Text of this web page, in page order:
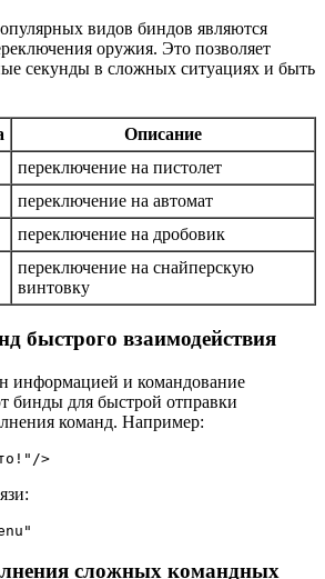
видов биндов являются
оружия. Это позволяет
секунды в сложных ситуациях и быть
Описание
переключение на пистолет
переключение на автомат
переключение на дробовик
переключение на снайперскую
винтовку
быстрого взаимодействия
информацией и командование
бинды для быстрой отправки
команд. Например:
>
сложных командных